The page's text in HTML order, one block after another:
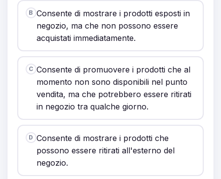
B Consente di mostrare i prodotti esposti in
negozio, ma che non possono essere
acquistati immediatamente.
C Consente di promuovere i prodotti che al
momento non sono disponibili nel punto
vendita, ma che potrebbero essere ritirati
in negozio tra qualche giorno.
D Consente di mostrare i prodotti che
possono essere ritirati all'esterno del
negozio.